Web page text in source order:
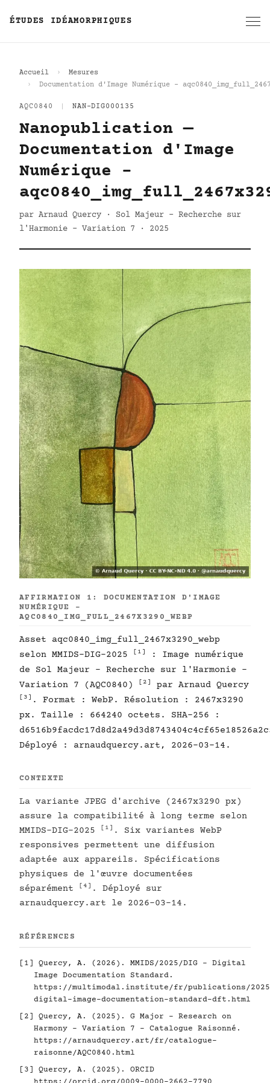
ÉTUDES IDÉAMORPHIQUES
Accueil
Mesures
Documentation d'Image Numérique -
AQC0840 NAN-DIG000135
Nanopublication —
Documentation d'Image
Numérique -
par Arnaud Quercy · Sol Majeur - Recherche sur
l'Harmonie - Variation 7 · 2025
AFFIRMATION 1: DOCUMENTATION D'IMAGE
NUMÉRIQUE -
AQC0840_IMG_FULL_2467X3290_WEBP
Asset aqc0840_img_full_2467x3290_webp
selon MMIDS-DIG-2025
[1]
: Image numérique
de Sol Majeur - Recherche sur l'Harmonie -
Variation 7 (AQC0840)
[2] par Arnaud Quercy
[3] . Format : WebP. Résolution : 2467x3290
px. Taille : 664240 octets. SHA-256 :
Déployé : arnaudquercy.art, 2026-03-14.
CONTEXTE
La variante JPEG d'archive (2467x3290 px)
assure la compatibilité à long terme selon
MMIDS-DIG-2025
[1] . Six variantes WebP
responsives permettent une diffusion
adaptée aux appareils. Spécifications
physiques de l'œuvre documentées
séparément
[4] . Déployé sur
arnaudquercy.art le 2026-03-14.
RÉFÉRENCES
[1]
Quercy, A. (2026). MMIDS/2025/DIG - Digital
Image Documentation Standard.
https://multimodal.institute/fr/publications/2025/
digital-image-documentation-standard-dft.html
[2]
Quercy, A. (2025). G Major - Research on
Harmony - Variation 7 - Catalogue Raisonné.
https://arnaudquercy.art/fr/catalogue-
raisonne/AQC0840.html
[3]
Quercy, A. (2025). ORCID